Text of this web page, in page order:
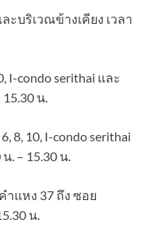
ะบริเวณข้างเคียง เวลา
I-condo serithai และ
น.
8, 10, I-condo serithai
. – 15.30 น.
แหง 37 ถึง ซอย
น.